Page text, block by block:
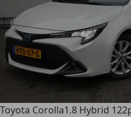
Toyota Corolla1.8 Hybrid